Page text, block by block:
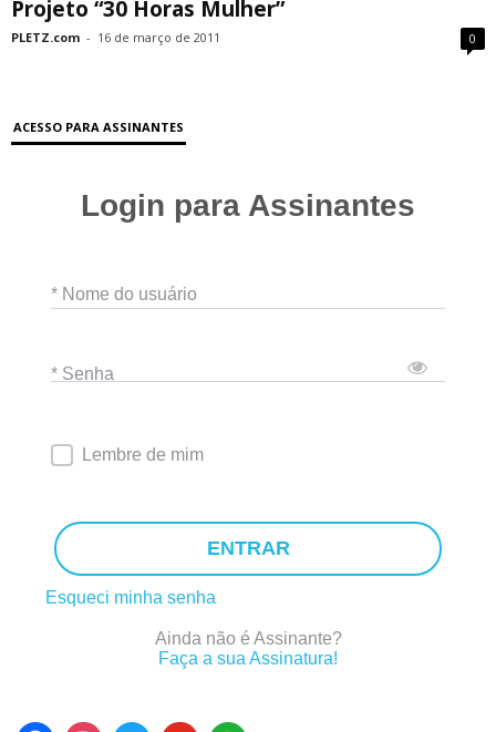
Projeto “30 Horas Mulher”
PLETZ.com - 16 de março de 2011 0
ACESSO PARA ASSINANTES
Login para Assinantes
* Nome do usuário
* Senha
Lembre de mim
ENTRAR
Esqueci minha senha
Ainda não é Assinante?
Faça a sua Assinatura!